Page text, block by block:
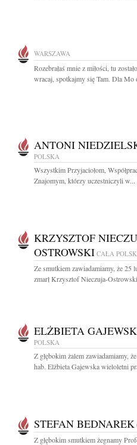
WARSZAWA
Rozebrałaś mnie z miłości, tu
wracaj, spotkajmy się Tam. Dla Mo
ANTONI
POLSKA
Wszystkim Przyjaciołom,
Znajomym, którzy uczestniczyli w...
KRZYSZTOF
OSTROWSKI CAŁA
Ze smutkiem zawiadamiamy, że 25
zmarł Krzysztof Nieczuja-
ELŻBIETA
POLSKA
Z głębokim żalem zawiadamiamy,
hab. Elżbieta Gajewska wieloletni
STEFAN BEDNAREK
Z głębokim smutkiem żegnamy